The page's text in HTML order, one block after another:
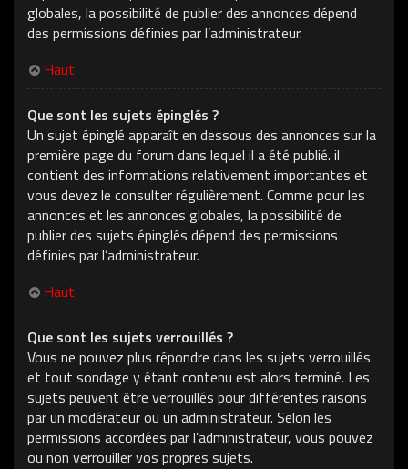
globales, la possibilité de publier des annonces dépend
des permissions définies par l’administrateur.
Haut
Que sont les sujets épinglés ?
Un sujet épinglé apparaît en dessous des annonces sur la
première page du forum dans lequel il a été publié. il
contient des informations relativement importantes et
vous devez le consulter régulièrement. Comme pour les
annonces et les annonces globales, la possibilité de
publier des sujets épinglés dépend des permissions
définies par l’administrateur.
Haut
Que sont les sujets verrouillés ?
Vous ne pouvez plus répondre dans les sujets verrouillés
et tout sondage y étant contenu est alors terminé. Les
sujets peuvent être verrouillés pour différentes raisons
par un modérateur ou un administrateur. Selon les
permissions accordées par l’administrateur, vous pouvez
ou non verrouiller vos propres sujets.